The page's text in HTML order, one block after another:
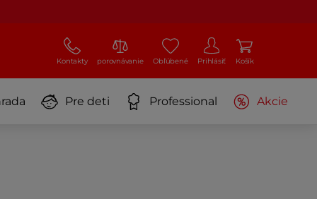
Kontakty porovnávanie Obľúbené Prihlásiť Košík
Pre deti Professional Akcie